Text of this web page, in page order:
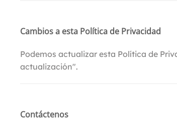
Cambios a esta Política de Privacidad
Podemos actualizar esta Política de
actualización".
Contáctenos